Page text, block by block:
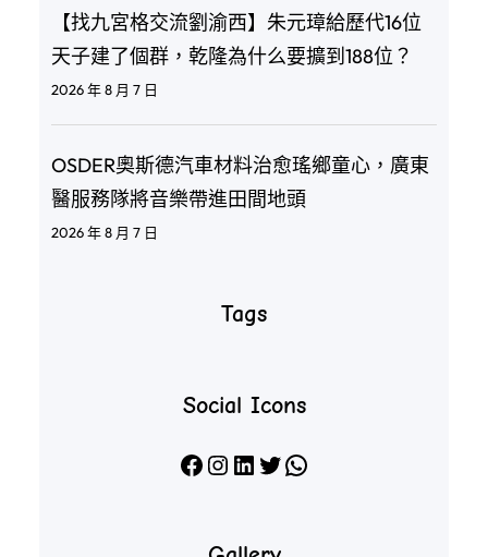
【找九宮格交流劉渝西】朱元璋給歷代16位
天子建了個群，乾隆為什么要擴到188位？
2026 年 8 月 7 日
OSDER奧斯德汽車材料治愈瑤鄉童心，廣東
醫服務隊將音樂帶進田間地頭
2026 年 8 月 7 日
Tags
Social Icons
Facebook Instagram LinkedIn X WhatsApp